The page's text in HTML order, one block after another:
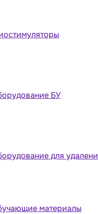
БУ
для
материалы